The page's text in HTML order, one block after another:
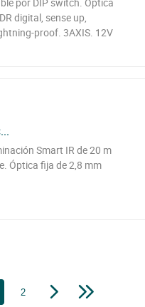
digital, sense up,
proof. 3AXIS. 12V
Smart IR de 20 m
Óptica fija de 2,8 mm
2